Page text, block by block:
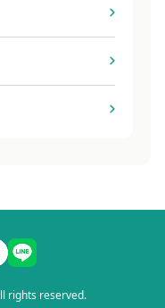
rights reserved.